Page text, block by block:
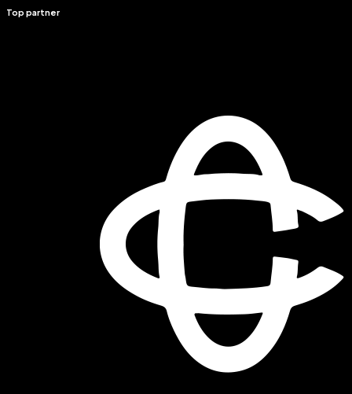
Top partner